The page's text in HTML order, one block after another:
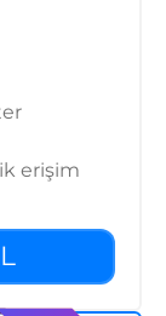
erişim